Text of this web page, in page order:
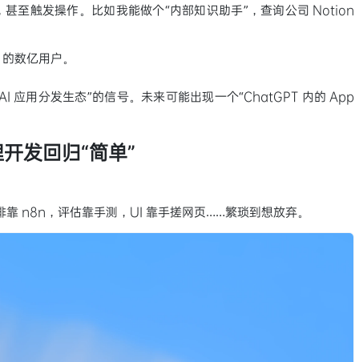
甚至触发操作。比如我能做个“内部知识助手”，查询公司 Notion
数亿用户。
应用分发生态”的信号。未来可能出现一个“ChatGPT 内的 App
发回归“简单”
n8n，评估靠手测，UI 靠手搓网页……繁琐到想放弃。